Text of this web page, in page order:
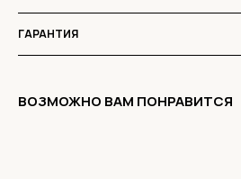
ГАРАНТИЯ
ВОЗМОЖНО ВАМ ПОНРАВИТСЯ